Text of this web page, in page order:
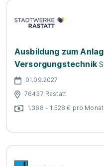
Ausbildung zum
Versorgungstechnik
01.09.2027
76437 Rastatt
1.368 - 1.528 € pro Monat